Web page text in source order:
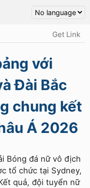
Get Link
với
Đài Bắc
chung kết
Á 2026
Bóng đá nữ vô địch
tổ chức tại Sydney,
quả, đội tuyển nữ